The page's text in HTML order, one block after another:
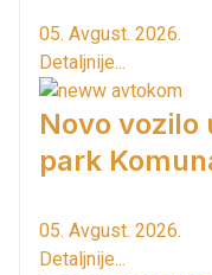
05. Avgust. 2026.
Detaljnije...
Novo vozilo
park
05. Avgust. 2026.
Detaljnije...